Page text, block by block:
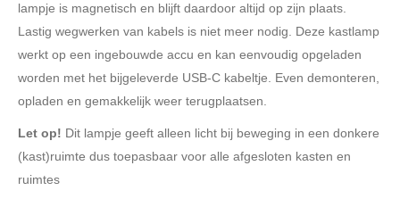
lampje is magnetisch en blijft daardoor altijd op zijn plaats.
Lastig wegwerken van kabels is niet meer nodig. Deze kastlamp
werkt op een ingebouwde accu en kan eenvoudig opgeladen
worden met het bijgeleverde USB-C kabeltje. Even demonteren,
opladen en gemakkelijk weer terugplaatsen.
Let op! Dit lampje geeft alleen licht bij beweging in een donkere
(kast)ruimte dus toepasbaar voor alle afgesloten kasten en
ruimtes